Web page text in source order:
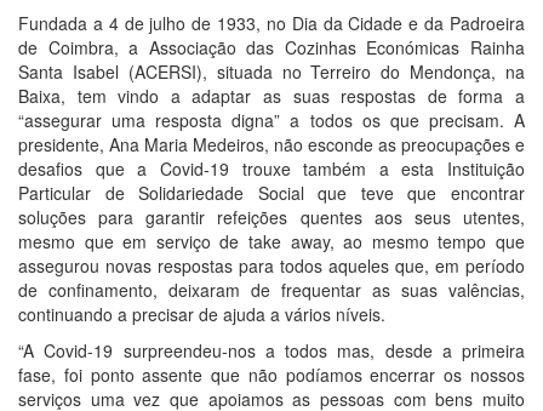
Fundada a 4 de julho de 1933, no Dia da Cidade e da Padroeira
de Coimbra, a Associação das Cozinhas Económicas Rainha
Santa Isabel (ACERSI), situada no Terreiro do Mendonça, na
Baixa, tem vindo a adaptar as suas respostas de forma a
“assegurar uma resposta digna” a todos os que precisam. A
presidente, Ana Maria Medeiros, não esconde as preocupações e
desafios que a Covid-19 trouxe também a esta Instituição
Particular de Solidariedade Social que teve que encontrar
soluções para garantir refeições quentes aos seus utentes,
mesmo que em serviço de take away, ao mesmo tempo que
assegurou novas respostas para todos aqueles que, em período
de confinamento, deixaram de frequentar as suas valências,
continuando a precisar de ajuda a vários níveis.
“A Covid-19 surpreendeu-nos a todos mas, desde a primeira
fase, foi ponto assente que não podíamos encerrar os nossos
serviços uma vez que apoiamos as pessoas com bens muito